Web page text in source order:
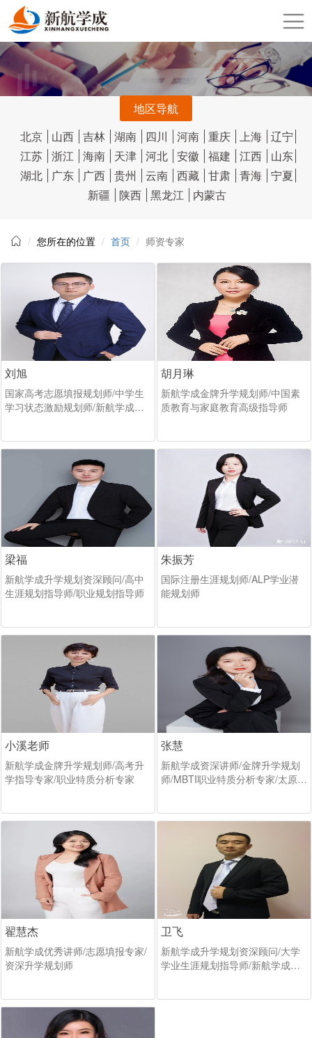
地区导航
北京
山西 吉林 湖南 四川 河南 重庆 上海 辽宁
江苏 浙江 海南 天津 河北 安徽 福建 江西
山东
湖北
广东 广西 贵州 云南 西藏 甘肃 青海 宁夏
新疆
陕西 黑龙江 内蒙古
您所在的位置 首页 师资专家
刘旭
国家高考志愿填报规划师/中学生
学习状态激励规划师/新航学成多
胡月琳
新航学成金牌升学规划师/中国素
质教育与家庭教育高级指导师
梁福
新航学成升学规划资深顾问/高中
生涯规划指导师/职业规划指导师
朱振芳
国际注册生涯规划师/ALP学业潜
能规划师
小溪老师
新航学成金牌升学规划师/高考升
学指导专家/职业特质分析专家
张慧
新航学成资深讲师/金牌升学规划
师/MBTI职业特质分析专家/太原教
翟慧杰
新航学成优秀讲师/志愿填报专家/
资深升学规划师
卫飞
新航学成升学规划资深顾问/大学
学业生涯规划指导师/新航学成志